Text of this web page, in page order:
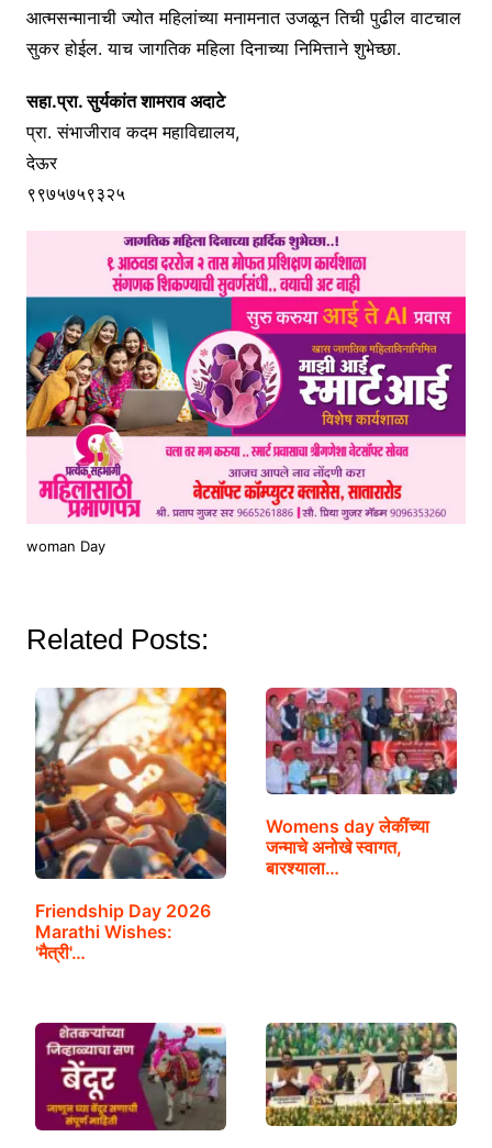
आत्मसन्मानाची ज्योत महिलांच्या मनामनात उजळून तिची पुढील वाटचाल
सुकर होईल. याच जागतिक महिला दिनाच्या निमित्ताने शुभेच्छा.
सहा.प्रा. सुर्यकांत शामराव अदाटे
प्रा. संभाजीराव कदम महाविद्यालय,
देऊर
९९७५७५९३२५
woman Day
Related Posts:
Friendship Day 2026
Marathi Wishes:
'मैत्री'…
Womens day लेकींच्या
जन्माचे अनोखे स्वागत,
बारश्याला…